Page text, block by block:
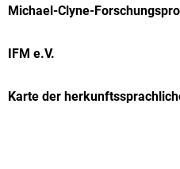
Michael-Clyne-
IFM e.V.
Karte der